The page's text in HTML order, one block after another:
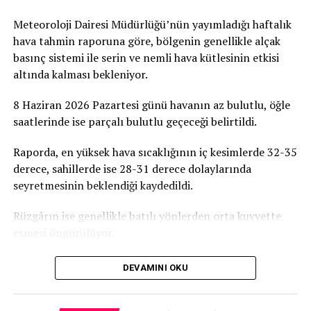
girişimler hakkında bir değerlendirme yapmış, yeni
fikirleri ele almış ve özellikle yeni geçiş noktalarının
açılması, Hellim meselesi ve Mia Milia/Haspolat Atık Su
Arıtma Tesisi’nden boru hatlarının inşası konularında
en kısa zamanda anlaşmaya varmaya yoğunlaşma
konusunda mutabakata varmışlardır. Ayrıca geçiş
noktalarında gerekli hizmetler için personel artırımı
konusunda da anlaşmışlardır. Her iki lider de Agios
Dometios/Metehan geçiş noktasındaki yol genişletme
çalışmalarını memnuniyetle karşılamış ve önümüzdeki
etmişlerdir.
düzenlenecek daha geniş katılımlı bir sonraki gayriresmî
toplantıya katılım konusundaki taahhütlerini yinelediler.
Bu süre zarfında Kıbrıs’ta somut sonuçlar üretmek ve
Meteoroloji Dairesi Müdürlüğü’nün yayımladığı haftalık
hava tahmin raporuna göre, bölgenin genellikle alçak
basınç sistemi ile serin ve nemli hava kütlesinin etkisi
altında kalması bekleniyor.
8 Haziran 2026 Pazartesi günü havanın az bulutlu, öğle
saatlerinde ise parçalı bulutlu geçeceği belirtildi.
Raporda, en yüksek hava sıcaklığının iç kesimlerde 32-35
derece, sahillerde ise 28-31 derece dolaylarında
seyretmesinin beklendiği kaydedildi.
Rüzgârın ise genellikle batılı yönlerden orta kuvvette
DEVAMINI OKU